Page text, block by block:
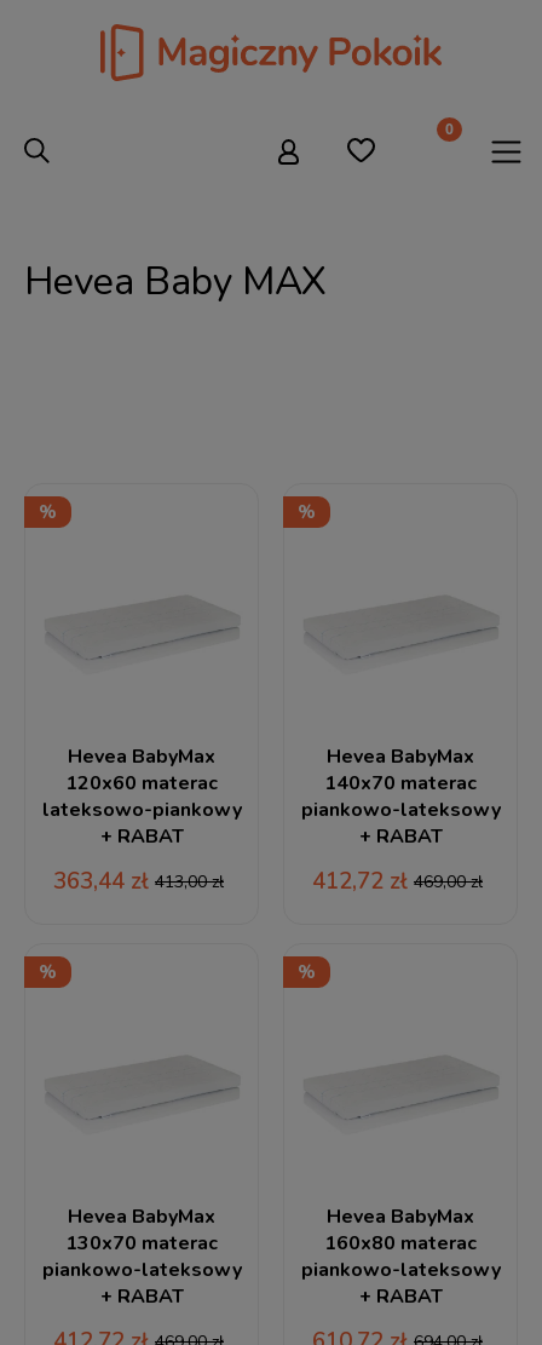
Hevea Baby MAX
Hevea BabyMax
120x60 materac
lateksowo-piankowy
+ RABAT
363,44 zł 413,00 zł
Hevea BabyMax
140x70 materac
piankowo-lateksowy
+ RABAT
412,72 zł 469,00 zł
Hevea BabyMax
130x70 materac
piankowo-lateksowy
+ RABAT
Hevea BabyMax
160x80 materac
piankowo-lateksowy
+ RABAT